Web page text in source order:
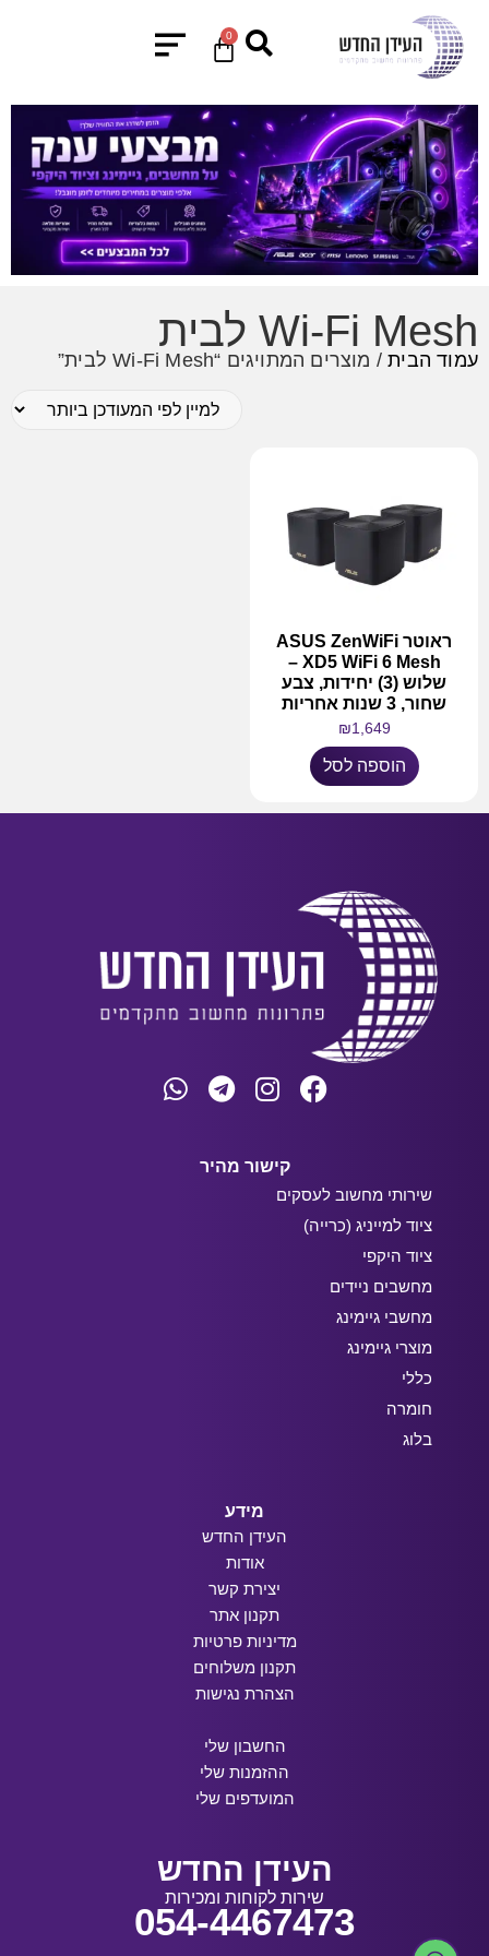
0
Wi-Fi Mesh לבית
עמוד הבית/ מוצרים המתויגים “Wi-Fi Mesh לבית”
ראוטר ASUS ZenWiFi
XD5 WiFi 6 Mesh –
שלוש (3) יחידות, צבע
שחור, 3 שנות אחריות
₪1,649
הוספה לסל
קישור מהיר
שירותי מחשוב לעסקים
ציוד למייניג (כרייה)
ציוד היקפי
מחשבים ניידים
מחשבי גיימינג
מוצרי גיימינג
כללי
חומרה
בלוג
מידע
העידן החדש
אודות
יצירת קשר
תקנון אתר
מדיניות פרטיות
תקנון משלוחים
הצהרת נגישות
החשבון שלי
ההזמנות שלי
המועדפים שלי
העידן החדש
שירות לקוחות ומכירות
054-4467473